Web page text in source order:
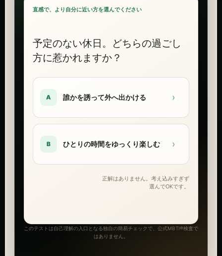
直感で、より自分に近い方を選んでください
予定のない休日。どちらの過ごし
方に惹かれますか？
A 誰かを誘って外へ出かける ›
B ひとりの時間をゆっくり楽しむ ›
正解はありません。考え込みすぎず
選んでOKです。
このテストは自己理解の入口となる独自の簡易チェックで、公式MBTI®検査で
はありません。